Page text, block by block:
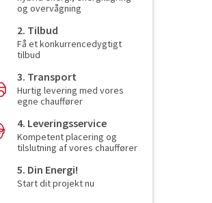
og overvågning
2. Tilbud
Få et konkurrencedygtigt
tilbud
3. Transport
Hurtig levering med vores
egne chauffører
4. Leveringsservice
Kompetent placering og
tilslutning af vores chauffører
5. Din Energi!
Start dit projekt nu